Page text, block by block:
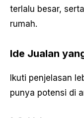
terlalu besar,
rumah.
Ide Jualan
Ikuti penjelasan
punya potensi di